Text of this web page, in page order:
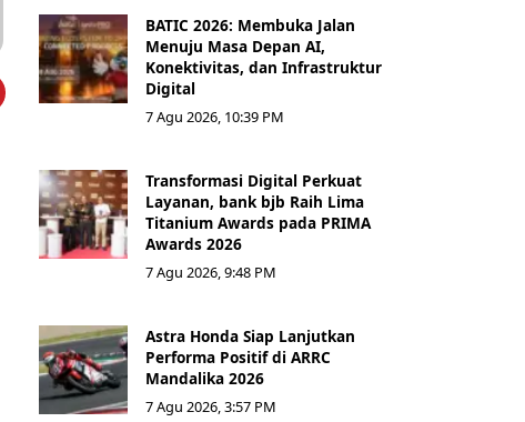
BATIC 2026: Membuka Jalan
Menuju Masa Depan AI,
Konektivitas, dan Infrastruktur
Digital
7 Agu 2026, 10:39 PM
Transformasi Digital Perkuat
Layanan, bank bjb Raih Lima
Titanium Awards pada PRIMA
Awards 2026
7 Agu 2026, 9:48 PM
Astra Honda Siap Lanjutkan
Performa Positif di ARRC
Mandalika 2026
7 Agu 2026, 3:57 PM